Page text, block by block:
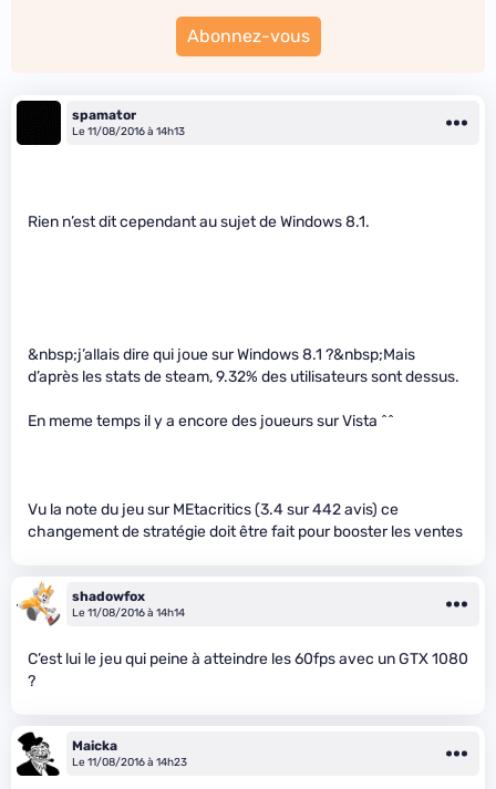
Abonnez-vous
spamator
Le 11/08/2016 à 14h13
Rien n’est dit cependant au sujet de Windows 8.1.
&nbsp;j’allais dire qui joue sur Windows 8.1 ?&nbsp;Mais
d’après les stats de steam, 9.32% des utilisateurs sont dessus.
En meme temps il y a encore des joueurs sur Vista ^^
Vu la note du jeu sur MEtacritics (3.4 sur 442 avis) ce
changement de stratégie doit être fait pour booster les ventes
shadowfox
Le 11/08/2016 à 14h14
C’est lui le jeu qui peine à atteindre les 60fps avec un GTX 1080
?
Maicka
Le 11/08/2016 à 14h23